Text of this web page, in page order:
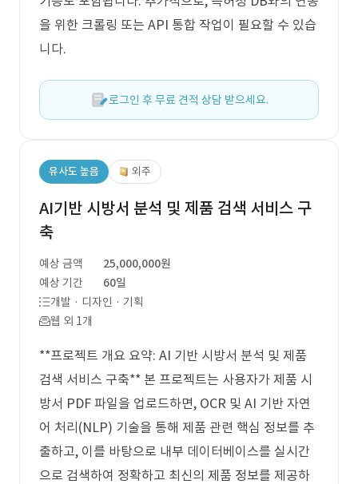
을 위한 크롤링 또는 API 통합 작업이 필요할 수 있습
니다.
로그인 후 무료 견적 상담 받으세요.
유사도 높음 외주
AI기반 시방서 분석 및 제품 검색 서비스 구
축
예상 금액
25,000,000원
예상 기간
60일
개발 · 디자인 · 기획
웹 외 1개
**프로젝트 개요 요약: AI 기반 시방서 분석 및 제품
검색 서비스 구축** 본 프로젝트는 사용자가 제품 시
방서 PDF 파일을 업로드하면, OCR 및 AI 기반 자연
어 처리(NLP) 기술을 통해 제품 관련 핵심 정보를 추
출하고, 이를 바탕으로 내부 데이터베이스를 실시간
으로 검색하여 정확하고 최신의 제품 정보를 제공하